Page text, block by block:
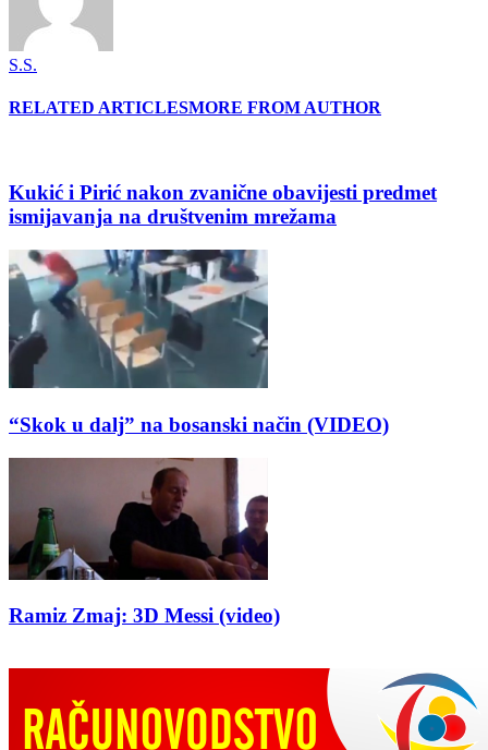
S.S.
RELATED ARTICLESMORE FROM AUTHOR
Kukić i Pirić nakon zvanične obavijesti predmet
ismijavanja na društvenim mrežama
“Skok u dalj” na bosanski način (VIDEO)
Ramiz Zmaj: 3D Messi (video)